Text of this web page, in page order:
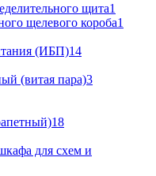
щита1
щелевого короба1
(ИБП)14
(витая пара)3
18
для схем и